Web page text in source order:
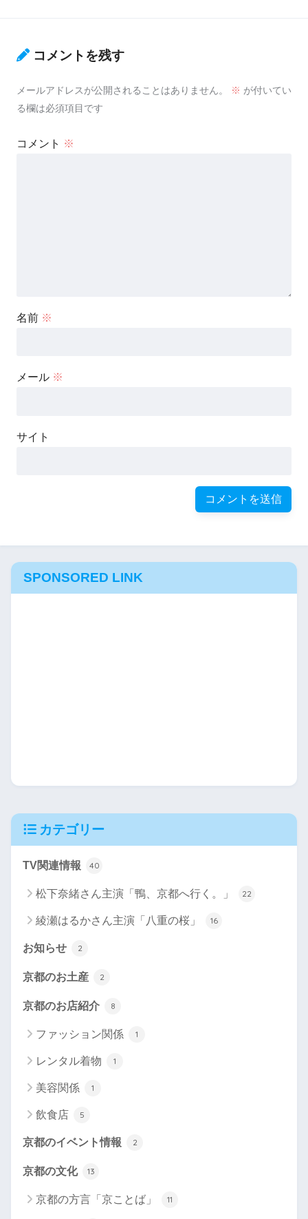
コメントを残す
メールアドレスが公開されることはありません。 ※ が付いてい
る欄は必須項目です
コメント ※
名前 ※
メール ※
サイト
SPONSORED LINK
カテゴリー
TV関連情報 40
松下奈緒さん主演「鴨、京都へ行く。」 22
綾瀬はるかさん主演「八重の桜」 16
お知らせ 2
京都のお土産 2
京都のお店紹介 8
ファッション関係 1
レンタル着物 1
美容関係 1
飲食店 5
京都のイベント情報 2
京都の文化 13
京都の方言「京ことば」 11